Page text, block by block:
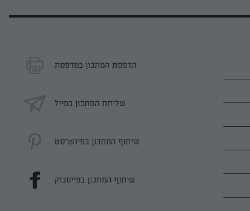
הדפסת המתכון במדפסת
שליחת המתכון במייל
שיתוף המתכון בפינטרסט
שיתוף המתכון בפייסבוק